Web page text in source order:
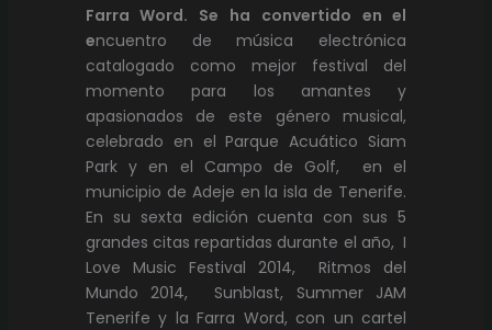
Farra Word. Se ha convertido en el
encuentro de música electrónica
catalogado como mejor festival del
momento para los amantes y
apasionados de este género musical,
celebrado en el Parque Acuático Siam
Park y en el Campo de Golf, en el
municipio de Adeje en la isla de Tenerife.
En su sexta edición cuenta con sus 5
grandes citas repartidas durante el año, I
Love Music Festival 2014, Ritmos del
Mundo 2014, Sunblast, Summer JAM
Tenerife y la Farra Word, con un cartel